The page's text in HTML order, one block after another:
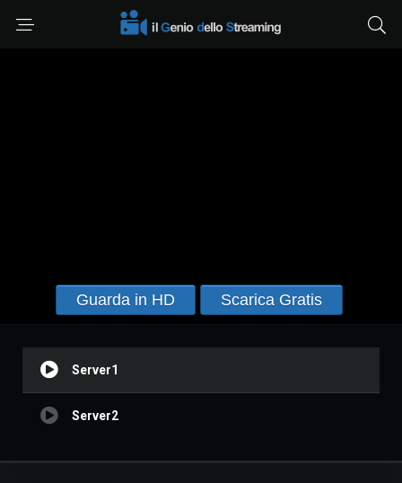
Guarda in HD Scarica Gratis
Server1
Server2